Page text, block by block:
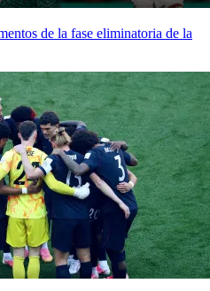
de la fase eliminatoria de la